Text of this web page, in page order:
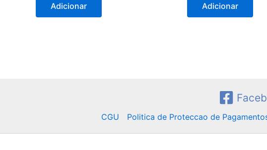
Adicionar Adicionar
CGU Politica de Proteccao de